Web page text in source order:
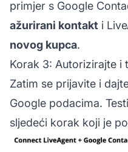
primjer s Google
ažurirani kontakt i
novog kupca.
Korak 3: Autorizirajte i
Zatim se prijavite i
Google podacima.
sljedeći korak koji je